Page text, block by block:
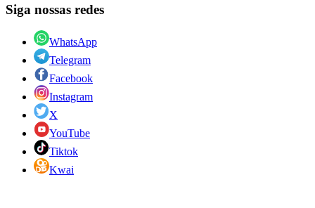
Siga nossas redes
WhatsApp
Telegram
Facebook
Instagram
X
YouTube
Tiktok
Kwai